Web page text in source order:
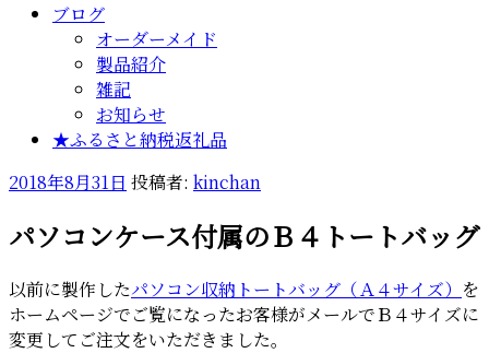
ブログ
オーダーメイド
製品紹介
雑記
お知らせ
★ふるさと納税返礼品
投
日:
2018年8月31日 投稿者: kinchan
パソコンケース付属のＢ４トートバッグ
以前に製作したパソコン収納トートバッグ（Ａ４サイズ） を
ホームページでご覧になったお客様がメールでＢ４サイズに
変更してご注文をいただきました。